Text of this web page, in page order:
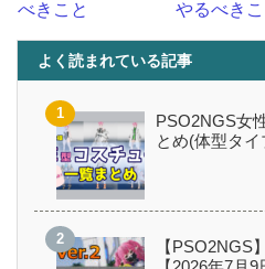
べきこと
やるべきこ
よく読まれている記事
PSO2NGS女
とめ(体型タイ
【PSO2NGS